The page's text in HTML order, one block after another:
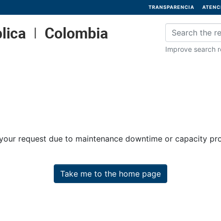
TRANSPARENCIA
Improve search
request due to maintenance downtime or capacity
Take me to the home page